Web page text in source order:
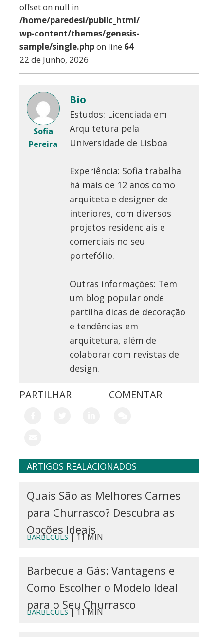
offset on null in
/home/paredesi/public_html/
wp-content/themes/genesis-
sample/single.phpon line 64
22 de Junho, 2026
Sofia
Pereira
Bio
Estudos: Licenciada em
Arquitetura pela
Universidade de Lisboa
Experiência: Sofia trabalha
há mais de 12 anos como
arquiteta e designer de
interiores, com diversos
projetos residenciais e
comerciais no seu
portefólio.
Outras informações: Tem
um blog popular onde
partilha dicas de decoração
e tendências em
arquitetura, além de
colaborar com revistas de
design.
PARTILHAR COMENTAR
ARTIGOS REALACIONADOS
Quais São as Melhores Carnes
para Churrasco? Descubra as
Opções Ideais
BARBECUES | 11 MIN
Barbecue a Gás: Vantagens e
Como Escolher o Modelo Ideal
para o Seu Churrasco
BARBECUES| 11 MIN